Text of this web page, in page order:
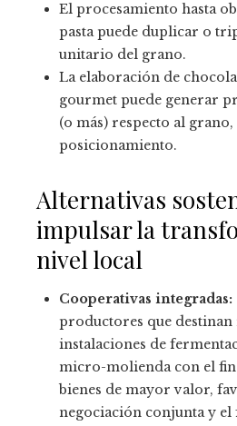
El procesamiento hasta
pasta puede duplicar o
unitario del grano.
La elaboración de
gourmet puede generar
(o más) respecto al
posicionamiento.
Alternativas
impulsar la
nivel local
Cooperativas integradas:
productores que destinan
instalaciones de
micro-molienda con el
bienes de mayor valor,
negociación conjunta y